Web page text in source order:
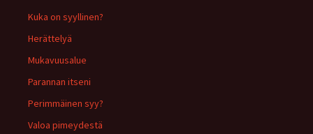
Kuka on syyllinen?
Herättelyä
Mukavuusalue
Parannan itseni
Perimmäinen syy?
Valoa pimeydestä